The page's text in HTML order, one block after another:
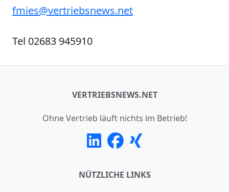
fmies@vertriebsnews.net
Tel 02683 945910
VERTRIEBSNEWS.NET
Ohne Vertrieb läuft nichts im Betrieb!
NÜTZLICHE LINKS